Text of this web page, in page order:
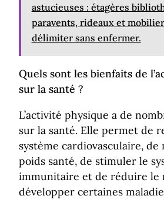
astucieuses : étagères
paravents, rideaux et
délimiter sans enfermer.
Quels sont les bienfaits de
sur la santé ?
L’activité physique a de
sur la santé. Elle permet de
système cardiovasculaire,
poids santé, de stimuler le
immunitaire et de réduire le
développer certaines